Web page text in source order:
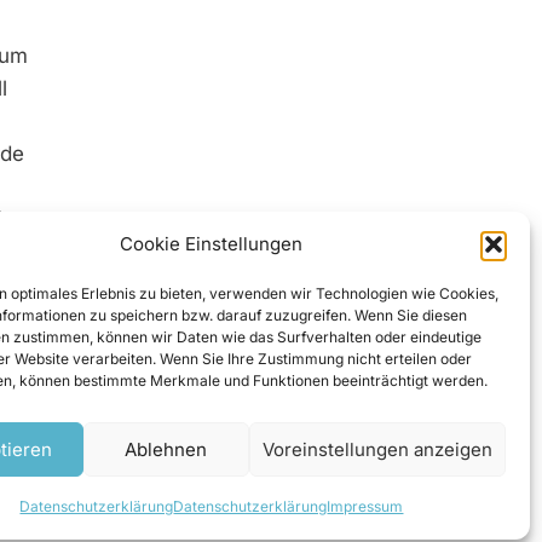
Cookie Einstellungen
optimales Erlebnis zu bieten, verwenden wir Technologien wie Cookies,
zu speichern bzw. darauf zuzugreifen. Wenn Sie diesen
zustimmen, können wir Daten wie das Surfverhalten oder eindeutige
Website verarbeiten. Wenn Sie Ihre Zustimmung nicht erteilen oder
können bestimmte Merkmale und Funktionen beeinträchtigt werden.
Ablehnen Voreinstellungen anzeigen
DatenschutzerklärungDatenschutzerklärungImpressum
nach